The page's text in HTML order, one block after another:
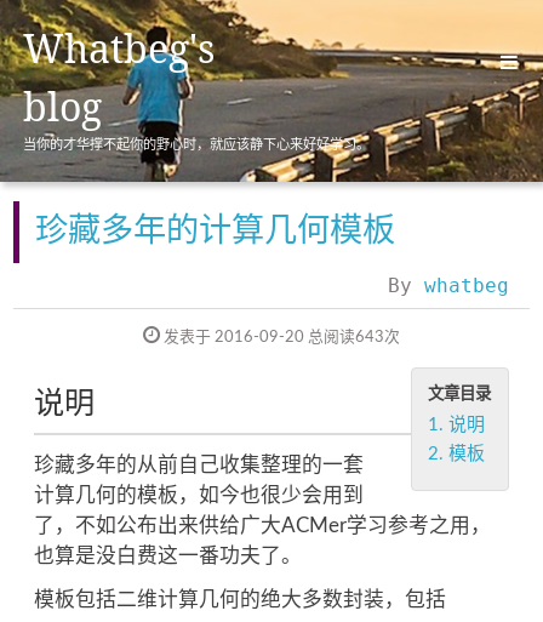
Whatbeg's
blog
当你的才华撑不起你的野心时，就应该静下心来好好学习。
首页(Home)
归档(Archives)
分类(Categories)
关于(About)
珍藏多年的计算几何模板
By whatbeg
发表于 2016-09-20 总阅读643次
文章目录
1. 说明
2. 模板
说明
珍藏多年的从前自己收集整理的一套
计算几何的模板，如今也很少会用到
了，不如公布出来供给广大ACMer学习参考之用，
也算是没白费这一番功夫了。
模板包括二维计算几何的绝大多数封装，包括